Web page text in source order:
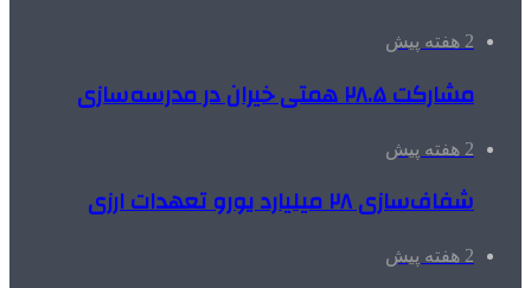
2 هفته پیش
مشارکت ۲۸.۵ همتی خیران در مدرسه‌سازی
2 هفته پیش
شفاف‌سازی ۲۸ میلیارد یورو تعهدات ارزی
2 هفته پیش